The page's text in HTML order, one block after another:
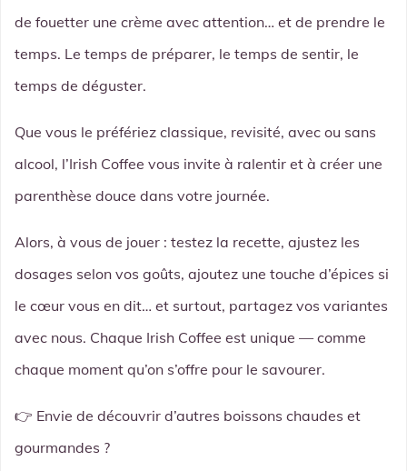
de fouetter une crème avec attention… et de prendre le
temps. Le temps de préparer, le temps de sentir, le
temps de déguster.
Que vous le préfériez classique, revisité, avec ou sans
alcool, l’Irish Coffee vous invite à ralentir et à créer une
parenthèse douce dans votre journée.
Alors, à vous de jouer : testez la recette, ajustez les
dosages selon vos goûts, ajoutez une touche d’épices si
le cœur vous en dit… et surtout, partagez vos variantes
avec nous. Chaque Irish Coffee est unique — comme
chaque moment qu’on s’offre pour le savourer.
👉 Envie de découvrir d’autres boissons chaudes et
gourmandes ?